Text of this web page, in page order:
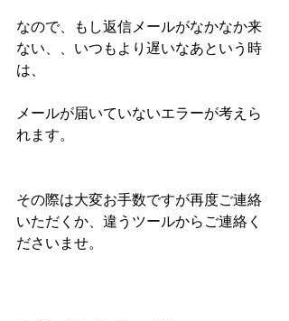
なので、もし返信メールがなかなか来
ない、、いつもより遅いなあという時
は、
メールが届いていないエラーが考えら
れます。
その際は大変お手数ですが再度ご連絡
いただくか、違うツールからご連絡く
ださいませ。